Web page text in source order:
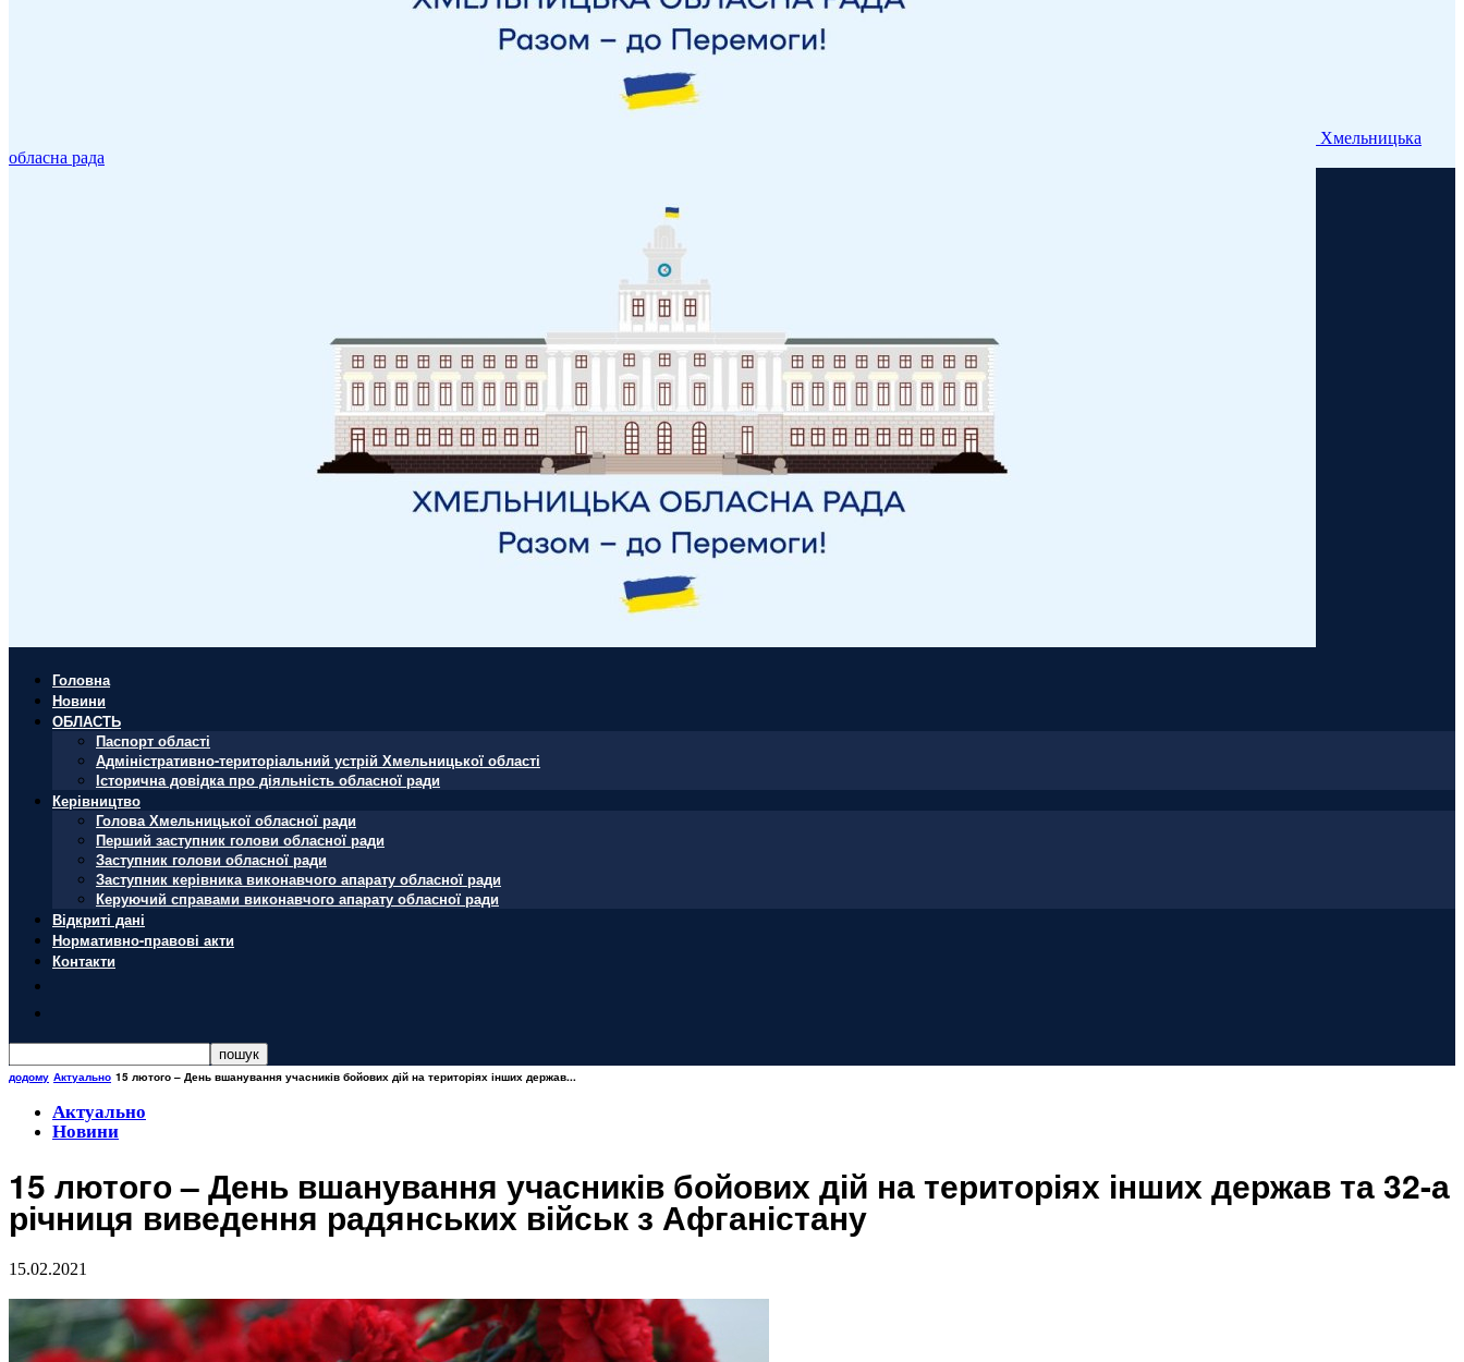
Хмельницька
обласна рада
Головна
Новини
ОБЛАСТЬ
Паспорт області
Адміністративно-територіальний устрій Хмельницької області
Історична довідка про діяльність обласної ради
Керівництво
Голова Хмельницької обласної ради
Перший заступник голови обласної ради
Заступник голови обласної ради
Заступник керівника виконавчого апарату обласної ради
Керуючий справами виконавчого апарату обласної ради
Відкриті дані
Нормативно-правові акти
Контакти
додому Актуально 15 лютого – День вшанування учасників бойових дій на територіях інших держав...
Актуально
Новини
15 лютого – День вшанування учасників бойових дій на територіях інших держав та 32-а
річниця виведення радянських військ з Афганістану
15.02.2021